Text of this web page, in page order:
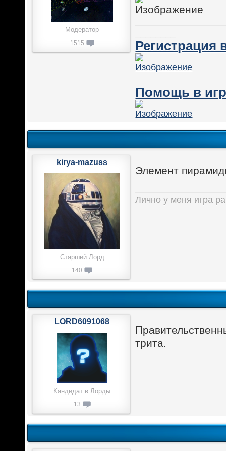
Регистрация
Помощь в
Модератор
1515
Элемент
Лично у меня игра
kirya-mazuss
Старший Лорд
140
трита.
LORD6091068
Кандидат в Лорды
13